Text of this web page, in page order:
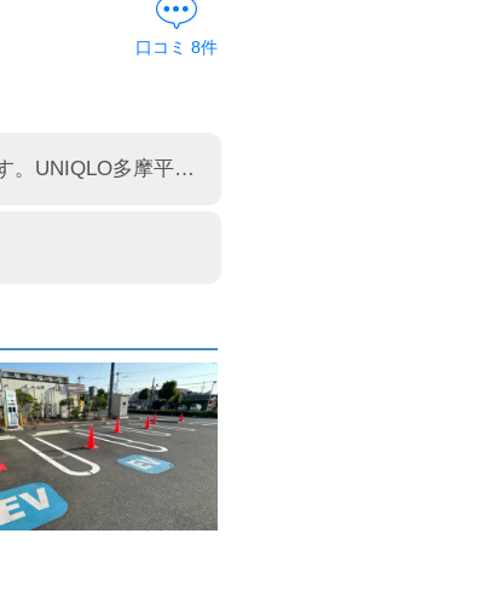
口コミ 8件
(株)東光高岳製50kW器です。店舗駐車場北側出入口側に設置されてます。UNIQLO多摩平店併設です。